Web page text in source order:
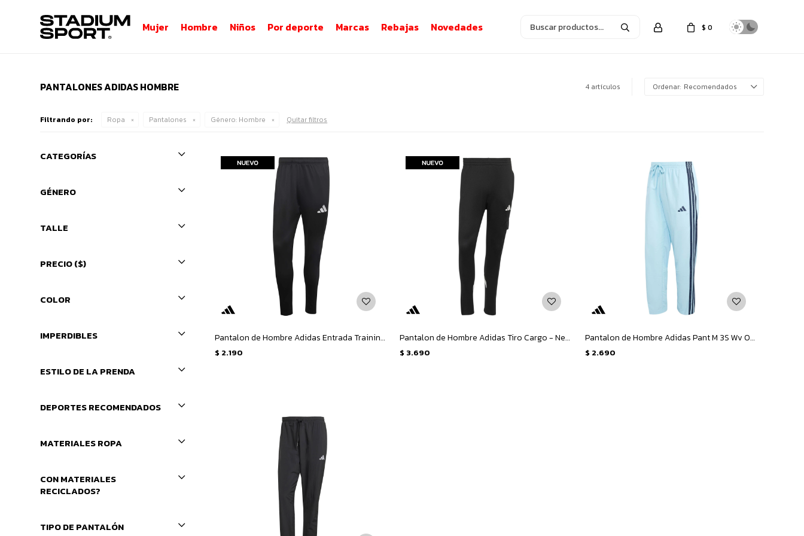
Mujer Hombre Niños Por deporte Marcas Rebajas Novedades $ 0
PANTALONES ADIDAS HOMBRE 4 artículos Recomendados
Filtrando por: Ropa Pantalones Género: Hombre Quitar filtros
Pantalon de Hombre Adidas Entrada Training - Negro
$ 2.190
Pantalon de Hombre Adidas Tiro Cargo - Negro
$ 3.690
Pantalon de Hombre Adidas Pant M 3S Wv Oh - Celeste - Azul
$ 2.690
CATEGORÍAS
GÉNERO
TALLE
PRECIO($)
COLOR
IMPERDIBLES
ESTILO DE LA PRENDA
DEPORTES RECOMENDADOS
MATERIALES ROPA
CON MATERIALES
RECICLADOS?
TIPO DE PANTALÓN